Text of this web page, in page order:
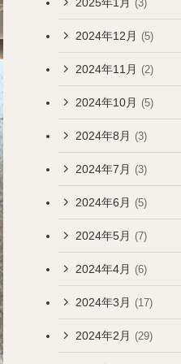
(3)
2024年12月 (5)
2024年11月 (2)
2024年10月 (5)
2024年8月 (3)
2024年7月 (3)
2024年6月 (5)
2024年5月 (7)
2024年4月 (6)
2024年3月 (17)
2024年2月 (29)